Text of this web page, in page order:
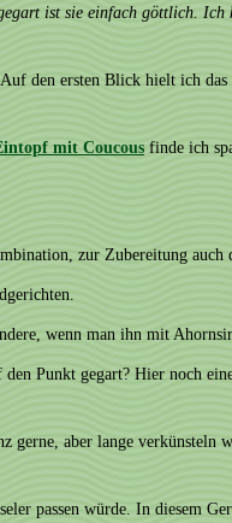
ist sie einfach göttlich. Ich
den ersten Blick hielt ich
mit Coucous finde ich
zur Zubereitung auch
wenn man ihn mit
Punkt gegart? Hier noch
gerne, aber lange
passen würde. In diesem